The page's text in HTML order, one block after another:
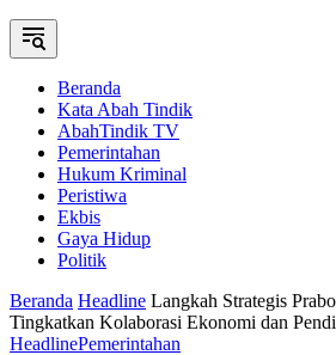
Beranda
Kata Abah Tindik
AbahTindik TV
Pemerintahan
Hukum Kriminal
Peristiwa
Ekbis
Gaya Hidup
Politik
Beranda Headline Langkah Strategis
Tingkatkan Kolaborasi Ekonomi dan
HeadlinePemerintahan